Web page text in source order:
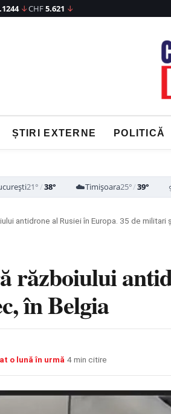
↓CHF5.621 ↓
ȘTIRI EXTERNE POLITICĂ
21°/38° ☁️Timișoara25°/39°
antidrone al Rusiei în Europa. 35 de
războiului
în Belgia
o lună în urmă 4 min citire